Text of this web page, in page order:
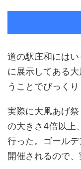
道の駅庄和には
に展示してある
うことでびっくり
実際に大凧あげ
の大きさ4倍以上
行った。ゴール
開催されるので、